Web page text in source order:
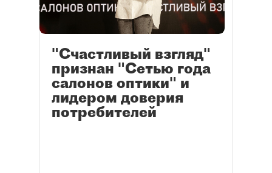
"Счастливый взгляд"
признан "Сетью года
салонов оптики" и
лидером доверия
потребителей